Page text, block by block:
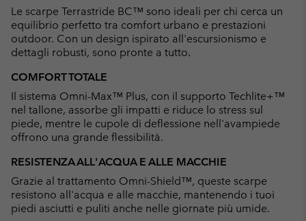
Le scarpe Terrastride BC™ sono ideali per chi cerca un
equilibrio perfetto tra comfort urbano e prestazioni
outdoor. Con un design ispirato all'escursionismo e
dettagli robusti, sono pronte a tutto.
COMFORT TOTALE
Il sistema Omni-Max™ Plus, con il supporto Techlite+™
nel tallone, assorbe gli impatti e riduce lo stress sul
piede, mentre le cupole di deflessione nell'avampiede
offrono una grande flessibilità.
RESISTENZA ALL'ACQUA E ALLE MACCHIE
Grazie al trattamento Omni-Shield™, queste scarpe
resistono all'acqua e alle macchie, mantenendo i tuoi
piedi asciutti e puliti anche nelle giornate più umide.